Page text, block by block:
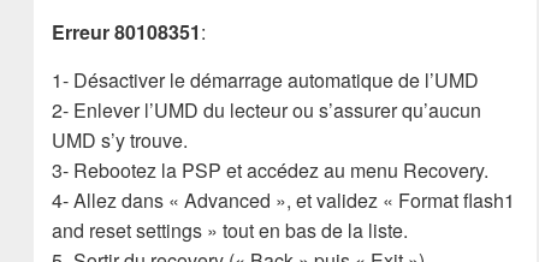
Erreur 80108351:
1- Désactiver le démarrage automatique de l’UMD
2- Enlever l’UMD du lecteur ou s’assurer qu’aucun
UMD s’y trouve.
3- Rebootez la PSP et accédez au menu Recovery.
4- Allez dans « Advanced », et validez « Format flash1
and reset settings » tout en bas de la liste.